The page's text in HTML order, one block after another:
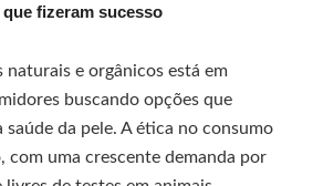
fizeram sucesso
naturais e orgânicos está em
buscando opções que
da pele. A ética no consumo
com uma crescente demanda por